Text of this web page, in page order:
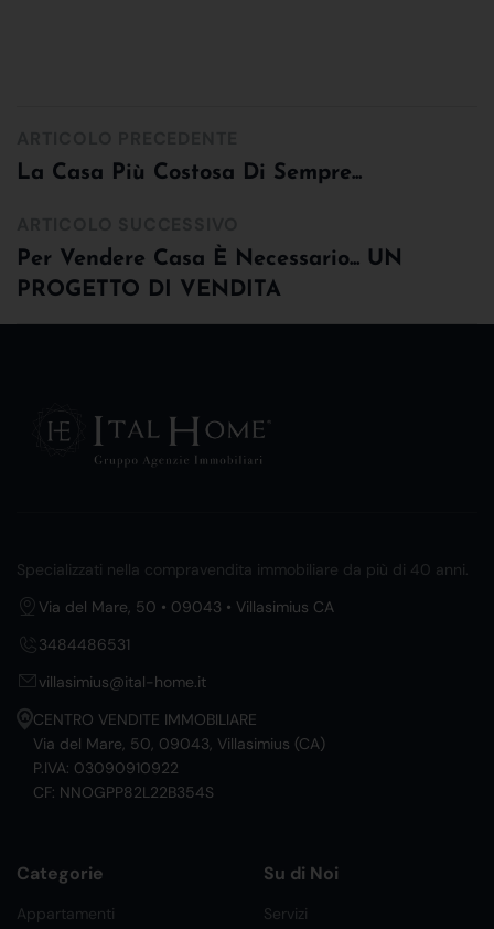
La Casa Più Costosa Di Sempre...
Per Vendere Casa È Necessario... UN
PROGETTO DI VENDITA
Specializzati nella compravendita immobiliare da più di 40 anni.
Via del Mare, 50 • 09043 • Villasimius CA
3484486531
villasimius@ital-home.it
CENTRO VENDITE IMMOBILIARE
Via del Mare, 50, 09043, Villasimius (CA)
P.IVA: 03090910922
CF: NNOGPP82L22B354S
Categorie
Appartamenti
Su di Noi
Servizi